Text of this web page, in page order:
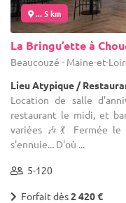
... 5 km
La Bringu’ette à
Beaucouzé - Maine-et-
Lieu Atypique /
Location de salle
restaurant le midi, et
variées 🎶💃 Fermée le
s'ennuie... D'où ...
5-120
Forfait dès2 420 €